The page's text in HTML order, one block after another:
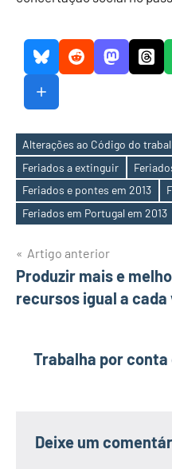
Etiquetas
Alterações ao Código do
Feriados a extinguir
Feriados e pontes em 2013
Feriados em Portugal em 2013
Navegação
de
Artigo anterior
Produzir mais e
recursos igual a
Trabalha por
Deixe um